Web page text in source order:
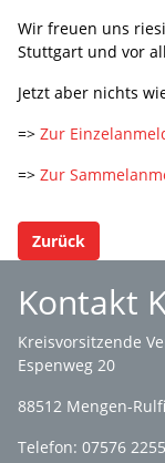
Wir freuen uns
Stuttgart und vor
Jetzt aber nichts
=> Zur
=> Zur
Zurück
Kontakt
Kreisvorsitzende
Espenweg 20
88512 Mengen-
Telefon: 07576 2255